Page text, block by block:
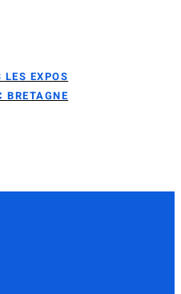
LES EXPOS
BRETAGNE